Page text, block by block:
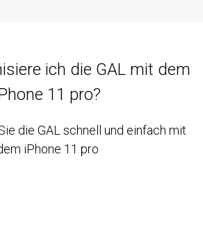
ich die GAL mit dem
11 pro?
die GAL schnell und einfach mit
iPhone 11 pro